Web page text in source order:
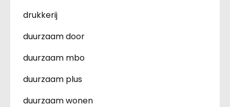
drukkerij
duurzaam door
duurzaam mbo
duurzaam plus
duurzaam wonen